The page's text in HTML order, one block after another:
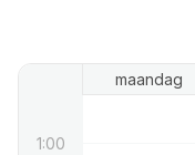
maandag
1:00